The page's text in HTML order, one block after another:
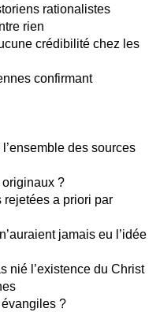
rationalistes
rien
crédibilité chez les
confirmant
des sources
?
rejetées a priori par
jamais eu l’idée
nié l’existence du Christ
?